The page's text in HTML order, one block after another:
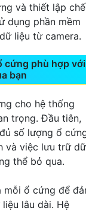
và thiết lập chế
dụng phần mềm
liệu từ camera.
cứng phù hợp với
bạn
cho hệ thống
trọng. Đầu tiên,
số lượng ổ
và việc lưu trữ dữ
thể bỏ qua.
mỗi ổ cứng để
lâu dài. Hệ